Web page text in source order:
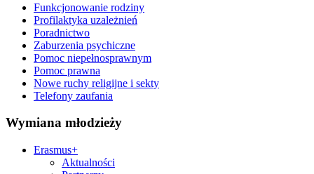
Funkcjonowanie rodziny
Profilaktyka uzależnień
Poradnictwo
Zaburzenia psychiczne
Pomoc niepełnosprawnym
Pomoc prawna
Nowe ruchy religijne i sekty
Telefony zaufania
Wymiana młodzieży
Erasmus+
Aktualności